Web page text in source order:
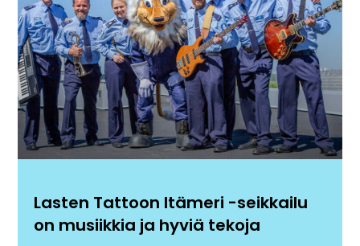
Lasten Tattoon Itämeri -seikkailu
on musiikkia ja hyviä tekoja